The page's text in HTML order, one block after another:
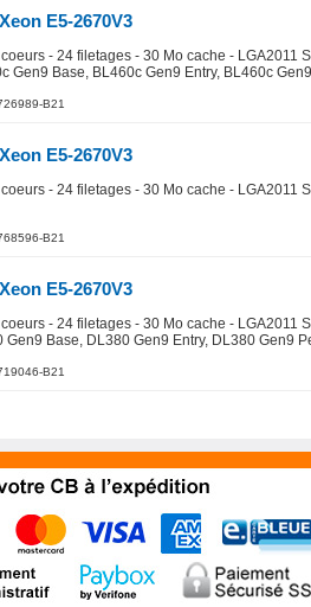
E5-2670V3
- 24 filetages - 30 Mo cache - LGA2011
Gen9 Base, BL460c Gen9 Entry, BL460c
B21
E5-2670V3
- 24 filetages - 30 Mo cache - LGA2011
B21
E5-2670V3
- 24 filetages - 30 Mo cache - LGA2011
Gen9 Base, DL380 Gen9 Entry, DL380 Gen9
B21